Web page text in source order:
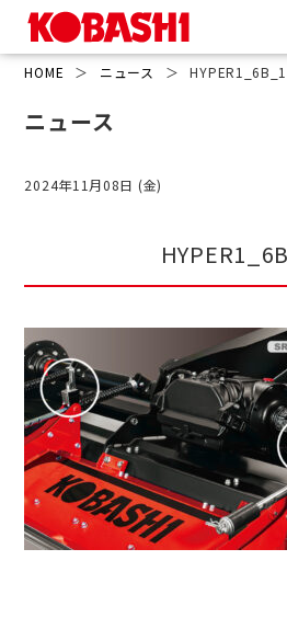
HOME ＞ ニュース ＞
ニュース
2024年11月08日 (金)